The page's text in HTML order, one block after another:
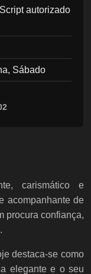
autorizado
Sábado
carismático e
acompanhante de
procura confiança,
destaca-se como
elegante e o seu